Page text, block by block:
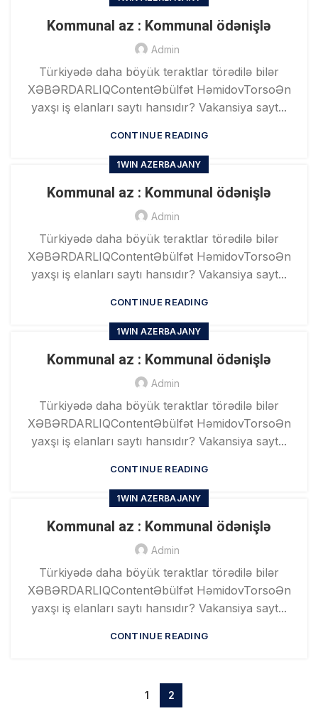
Kommunal az : Kommunal ödənişlə
Admin
Türkiyədə daha böyük teraktlar törədilə bilər
XƏBƏRDARLIQContentƏbülfət HəmidovTorsoƏn
yaxşı iş elanları saytı hansıdır? Vakansiya sayt...
CONTINUE READING
1WIN AZERBAJANY
Kommunal az : Kommunal ödənişlə
Admin
Türkiyədə daha böyük teraktlar törədilə bilər
XƏBƏRDARLIQContentƏbülfət HəmidovTorsoƏn
yaxşı iş elanları saytı hansıdır? Vakansiya sayt...
CONTINUE READING
1WIN AZERBAJANY
Kommunal az : Kommunal ödənişlə
Admin
Türkiyədə daha böyük teraktlar törədilə bilər
XƏBƏRDARLIQContentƏbülfət HəmidovTorsoƏn
yaxşı iş elanları saytı hansıdır? Vakansiya sayt...
CONTINUE READING
1WIN AZERBAJANY
Kommunal az : Kommunal ödənişlə
Admin
Türkiyədə daha böyük teraktlar törədilə bilər
XƏBƏRDARLIQContentƏbülfət HəmidovTorsoƏn
yaxşı iş elanları saytı hansıdır? Vakansiya sayt...
CONTINUE READING
1 2